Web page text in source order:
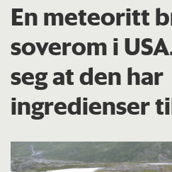
En meteoritt
soverom i
seg at den har
ingredienser